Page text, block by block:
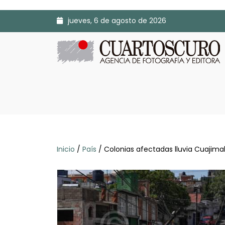
jueves, 6 de agosto de 2026
Inicio / País / Colonias afectadas lluvia